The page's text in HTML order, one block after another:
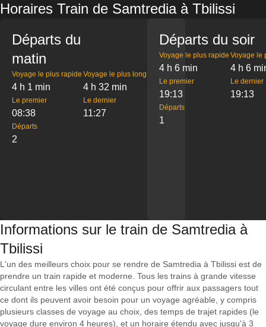
Horaires Train de Samtredia à Tbilissi
Départs du
matin
Voyage le plus rapide
4 h 1 min
Voyage le plus long
4 h 32 min
Le premier
08:38
Le dernier
11:27
Départs
2
Départs du soir
Voyage le plus rapide
4 h 6 min
Voyage le
4 h 6
Le premier
19:13
Le dernier
19:13
Départs
1
Informations sur le train de Samtredia à
Tbilissi
L'un des meilleurs choix pour se rendre de Samtredia à Tbilissi est de
prendre un train rapide et moderne. Tous les trains à grande vitesse
circulant entre les villes ont été conçus pour offrir aux passagers tout
ce dont ils peuvent avoir besoin pour un voyage agréable, y compris
plusieurs classes de voyage au choix, des temps de trajet rapides (le
voyage dure environ 4 heures), et un horaire étendu avec jusqu'à 3